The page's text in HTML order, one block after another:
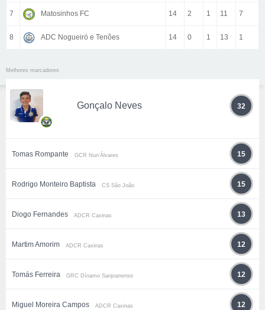
7 Matosinhos FC 14 2 1 11 7
8 ADC Nogueiró e Tenões 14 0 1 13 1
Melhores marcadores
Gonçalo Neves 32
Tomas Rompante GCR Nun’Álvares 15
Rodrigo Monteiro Baptista CS São João 15
Diogo Fernandes ADCR Caxinas 13
Martim Amorim ADCR Caxinas 12
Tomás Ferreira GRC Dínamo Sanjoanense 12
Miguel Moreira Campos ADCR Caxinas 12